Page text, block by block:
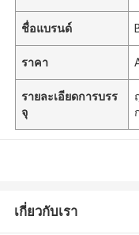
ชื่อแบรนด์
ราคา
รายละเอียดการบรร
จุ
เกี่ยวกับเรา